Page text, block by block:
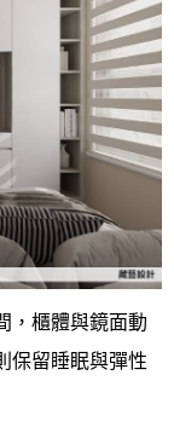
，櫃體與鏡面動
保留睡眠與彈性